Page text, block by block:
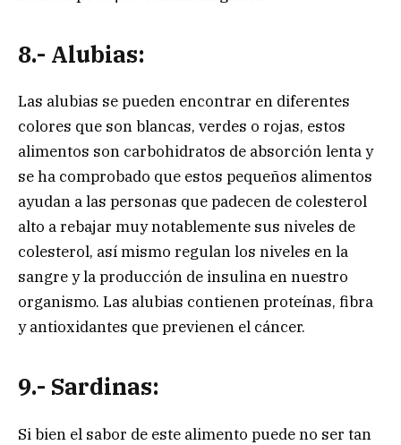
8.- Alubias:
Las alubias se pueden encontrar en diferentes
colores que son blancas, verdes o rojas, estos
alimentos son carbohidratos de absorción lenta y
se ha comprobado que estos pequeños alimentos
ayudan a las personas que padecen de colesterol
alto a rebajar muy notablemente sus niveles de
colesterol, así mismo regulan los niveles en la
sangre y la producción de insulina en nuestro
organismo. Las alubias contienen proteínas, fibra
y antioxidantes que previenen el cáncer.
9.- Sardinas:
Si bien el sabor de este alimento puede no ser tan